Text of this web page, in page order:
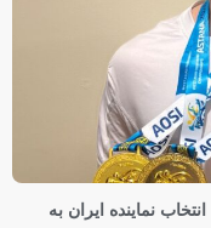
نماینده ایران به